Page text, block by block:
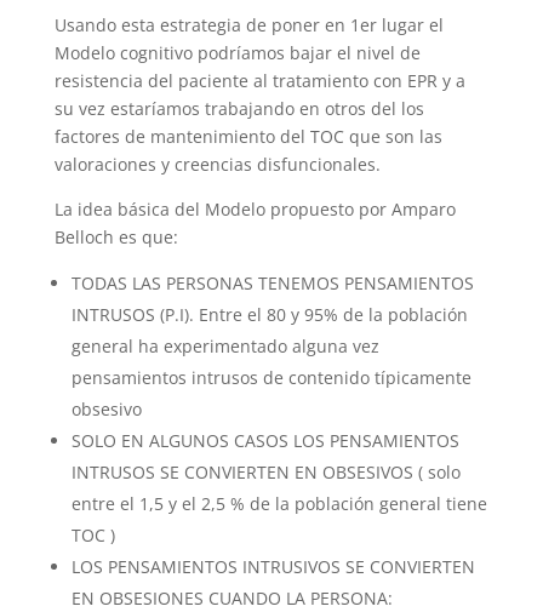
Usando esta estrategia de poner en 1er lugar el
Modelo cognitivo podríamos bajar el nivel de
resistencia del paciente al tratamiento con EPR y a
su vez estaríamos trabajando en otros del los
factores de mantenimiento del TOC que son las
valoraciones y creencias disfuncionales.
La idea básica del Modelo propuesto por Amparo
Belloch es que:
TODAS LAS PERSONAS TENEMOS PENSAMIENTOS
INTRUSOS (P.I). Entre el 80 y 95% de la población
general ha experimentado alguna vez
pensamientos intrusos de contenido típicamente
obsesivo
SOLO EN ALGUNOS CASOS LOS PENSAMIENTOS
INTRUSOS SE CONVIERTEN EN OBSESIVOS ( solo
entre el 1,5 y el 2,5 % de la población general tiene
TOC )
LOS PENSAMIENTOS INTRUSIVOS SE CONVIERTEN
EN OBSESIONES CUANDO LA PERSONA: